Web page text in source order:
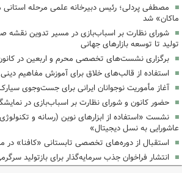
مصطفی پردلی؛ رئیس دبیرخانه علمی مرحله
ماکان» شد
شورای نظارت بر اسباب‌بازی در مسیر تدوین نقشه
تولید تا توسعه بازارهای جهانی
برگزاری نشست‌های تخصصی محرم و اربعین در کانون
استفاده از قالب‌های خلاق برای آموزش مفاهیم دینی
آغاز مأموریت نوجوانان ایرانی برای جست‌وجوی
حضور کانون و شورای نظارت بر اسباب‌بازی در
نشست «استفاده از ابزارهای نوین (رسانه و
عاشورایی به نسل دیجیتال»
استقبال از دوره‌های تخصصی تابستانی «کافنا» در
انتشار فراخوان جذب سرمایه‌گذار برای بازتولید